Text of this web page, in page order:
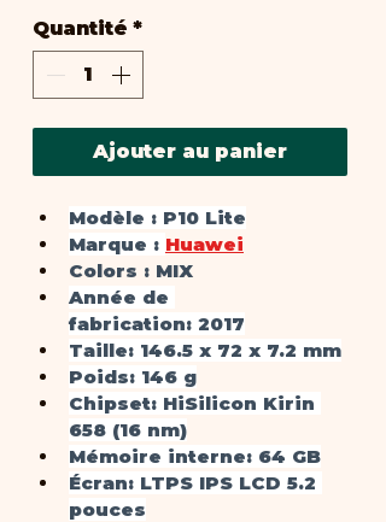
Quantité *
Ajouter au panier
Modèle : P10 Lite
Marque : Huawei
Colors : MIX
Année de
fabrication: 2017
Taille: 146.5 x 72 x 7.2 mm
Poids: 146 g
Chipset: HiSilicon Kirin
658 (16 nm)
Mémoire interne: 64 GB
Écran: LTPS IPS LCD 5.2
pouces